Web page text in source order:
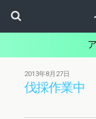
2013年8月27日
伐採作業中